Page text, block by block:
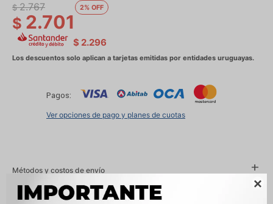

$ 2.701
$ 2.767 2
$ 2.296
Pagos:
Ver opciones de pago y planes de cuotas
Métodos y costos de envío